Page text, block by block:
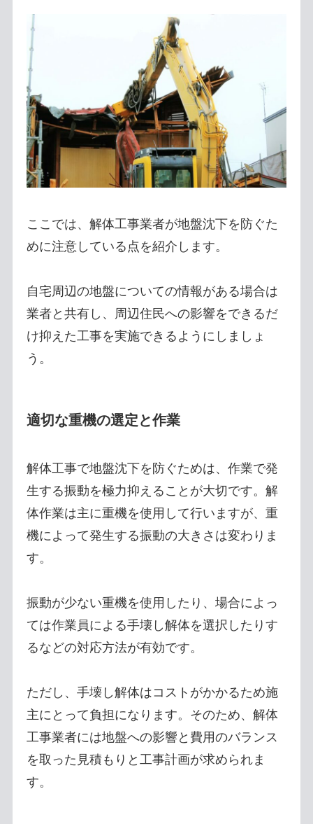
ここでは、解体工事業者が地盤沈下を防ぐた
めに注意している点を紹介します。
自宅周辺の地盤についての情報がある場合は
業者と共有し、周辺住民への影響をできるだ
け抑えた工事を実施できるようにしましょ
う。
適切な重機の選定と作業
解体工事で地盤沈下を防ぐためは、作業で発
生する振動を極力抑えることが大切です。解
体作業は主に重機を使用して行いますが、重
機によって発生する振動の大きさは変わりま
す。
振動が少ない重機を使用したり、場合によっ
ては作業員による手壊し解体を選択したりす
るなどの対応方法が有効です。
ただし、手壊し解体はコストがかかるため施
主にとって負担になります。そのため、解体
工事業者には地盤への影響と費用のバランス
を取った見積もりと工事計画が求められま
す。